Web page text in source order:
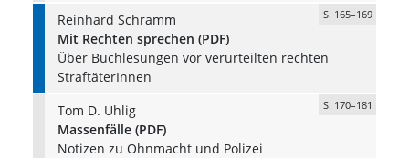
Reinhard Schramm
S. 165–169
Mit Rechten sprechen (PDF)
Über Buchlesungen vor verurteilten rechten
StraftäterInnen
Tom D. Uhlig
S. 170–181
Massenfälle (PDF)
Notizen zu Ohnmacht und Polizei